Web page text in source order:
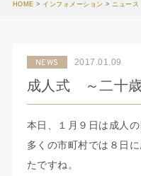
HOME > インフォメーション >ニュース
NEWS 2017.01.09
成人式 ～二十
本日、１月９日は成人の
多くの市町村では８日
たですね。